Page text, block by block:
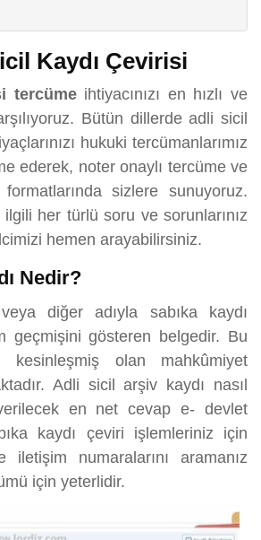
Kaydı Çevirisi
tercümeihtiyacınızı en hızlı ve
Bütün dillerde adli sicil
hukuki tercümanlarımız
ederek, noter onaylı tercüme ve
sizlere sunuyoruz.
her türlü soru ve sorunlarınız
hemen arayabilirsiniz.
Nedir?
diğer adıyla sabıka kaydı
geçmişini gösteren belgedir. Bu
kesinleşmiş olan mahkûmiyet
Adli sicil arşiv kaydı nasıl
en net cevap e- devlet
kaydı çeviri işlemleriniz için
iletişim numaralarını aramanız
için yeterlidir.